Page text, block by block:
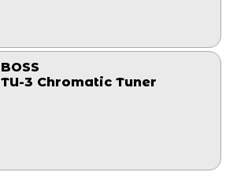
BOSS
TU-3 Chromatic Tuner